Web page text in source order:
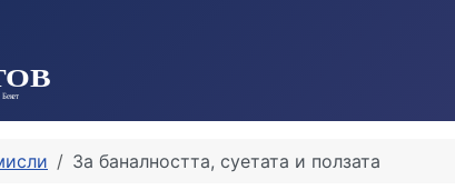
За баналността, суетата и ползата